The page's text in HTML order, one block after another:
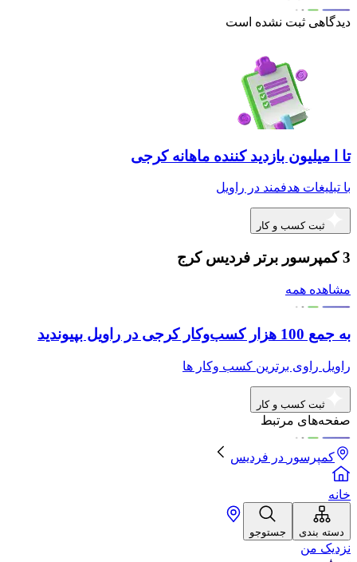
دیدگاهی ثبت نشده است
تا ا میلیون بازدید کننده ماهانه کرجی
با تبلیغات هدفمند در راویل
ثبت کسب و کار
3 کمپرسور برتر فردیس کرج
مشاهده همه
به جمع 100 هزار کسب‌وکار کرجی در راویل بپیوندید
راویل راوی برترین کسب وکار ها
ثبت کسب و کار
صفحه‌های مرتبط
کمپرسور در فردیس
خانه
دسته بندی جستوجو
نزدیک من